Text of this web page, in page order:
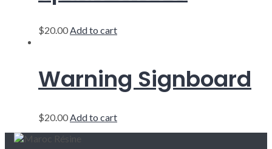
$20.00Add to cart
Warning Signboard
$20.00Add to cart